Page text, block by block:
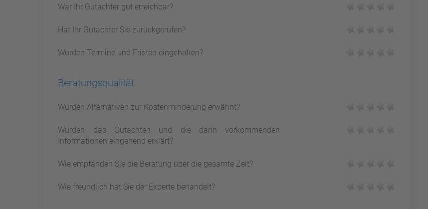
War Ihr Gutachter gut erreichbar?
Hat Ihr Gutachter Sie zurückgerufen?
Wurden Termine und Fristen eingehalten?
Beratungsqualität
Wurden Alternativen zur Kostenminderung erwähnt?
Wurden das Gutachten und die darin vorkommenden
Informationen eingehend erklärt?
Wie empfanden Sie die Beratung über die gesamte Zeit?
Wie freundlich hat Sie der Experte behandelt?